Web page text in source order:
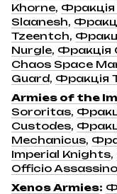
Khorne,
Slaanesh,
Tzeentch,
Nurgle, Фракція
Chaos Space
Guard, Фракція
Armies of the
Sororitas,
Custodes,
Mechanicus,
Imperial Knights,
Officio
Xenos Armies: